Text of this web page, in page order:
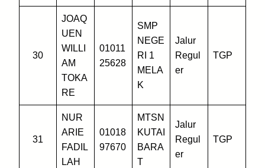
30
JOAQ
UEN
WILLI
AM
TOKA
RE
01011
25628
SMP
NEGE
RI 1
MELA
K
Jalur
Regul
er
TGP
31
NUR
ARIE
FADIL
LAH
01018
97670
MTSN
KUTAI
BARA
T
Jalur
Regul
er
TGP